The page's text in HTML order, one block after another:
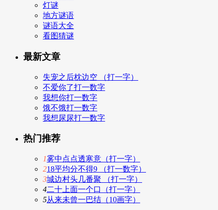
灯谜
地方谜语
谜语大全
看图猜谜
最新文章
失宠之后枕边空 （打一字）
不爱你了打一数字
我想你打一数字
饿不饿打一数字
我想尿尿打一数字
热门推荐
1雾中点点透寒意（打一字）
218平均分不得9 （打一数字）
3城边村头几番聚 （打一字）
4二十上面一个口（打一字）
5从来未曾一巴结（10画字）